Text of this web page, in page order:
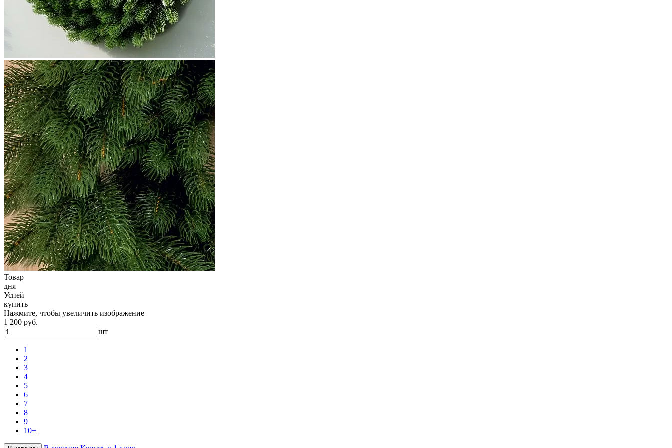
Товар
дня
Успей
купить
Нажмите, чтобы увеличить изображение
1 200 руб.
шт
1
2
3
4
5
6
7
8
9
10+